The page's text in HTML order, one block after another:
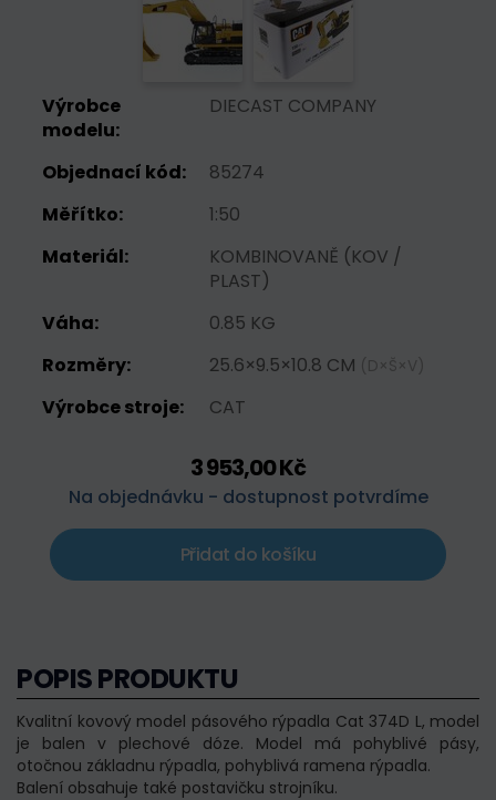
Výrobce
modelu:
DIECAST COMPANY
Objednací kód:
85274
Měřítko:
1:50
Materiál:
KOMBINOVANĚ (KOV /
PLAST)
Váha:
0.85 KG
Rozměry:
25.6×9.5×10.8 CM (D×Š×V)
Výrobce stroje: CAT
3 953,00 Kč
Na objednávku - dostupnost potvrdíme
Přidat do košíku
POPIS PRODUKTU
Kvalitní kovový model pásového rýpadla Cat 374D L, model
je balen v plechové dóze. Model má pohyblivé pásy,
otočnou základnu rýpadla, pohyblivá ramena rýpadla.
Balení obsahuje také postavičku strojníku.